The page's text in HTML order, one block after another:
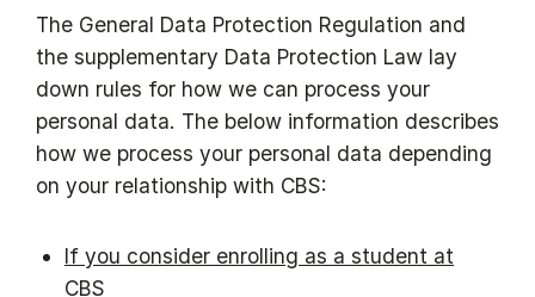
The General Data Protection Regulation and
the supplementary Data Protection Law lay
down rules for how we can process your
personal data. The below information describes
how we process your personal data depending
on your relationship with CBS:
If you consider enrolling as a student at
CBS